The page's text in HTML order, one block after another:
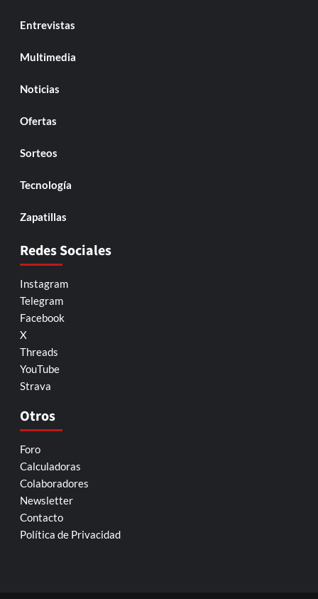
Entrevistas
Multimedia
Noticias
Ofertas
Sorteos
Tecnología
Zapatillas
Redes Sociales
Instagram
Telegram
Facebook
X
Threads
YouTube
Strava
Otros
Foro
Calculadoras
Colaboradores
Newsletter
Contacto
Política de Privacidad